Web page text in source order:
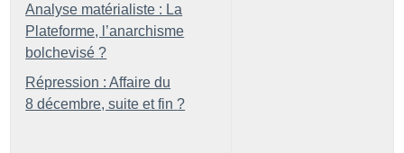
Analyse matérialiste : La
Plateforme, l’anarchisme
bolchevisé ?
Répression : Affaire du
8 décembre, suite et fin ?